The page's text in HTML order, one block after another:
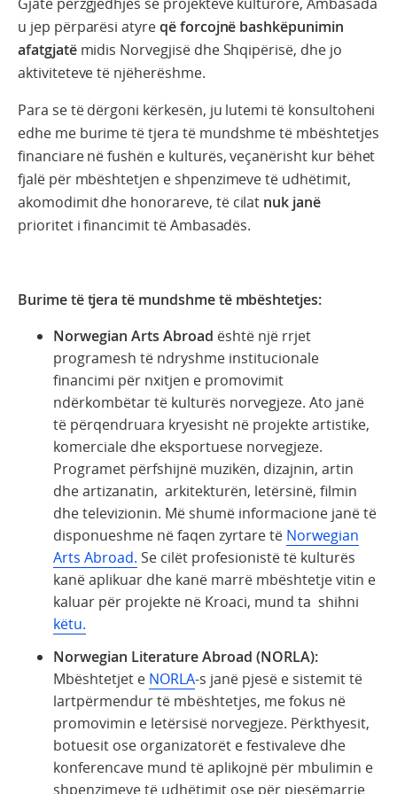
u jep përparësi atyreqëforcojnë bashkëpunimin
afatgjatëmidis Norvegjisë dhe Shqipërisë, dhe jo
aktiviteteve të njëherëshme.
Para se të dërgoni kërkesën, ju lutemi të konsultoheni
edhe me burime të tjera të mundshme të mbështetjes
financiare në fushën e kulturës, veçanërisht kur bëhet
fjalë për mbështetjen e shpenzimeve të udhëtimit,
akomodimit dhe honorareve, të cilat nuk janë
prioritet i financimit të Ambasadës.
Burime të tjera të mundshme të mbështetjes:
Norwegian Arts Abroad është një rrjet
programesh të ndryshme institucionale
financimi për nxitjen e promovimit
ndërkombëtar të kulturës norvegjeze. Ato janë
të përqendruara kryesisht në projekte artistike,
komerciale dhe eksportuese norvegjeze.
Programet përfshijnë muzikën, dizajnin, artin
dhe artizanatin, arkitekturën, letërsinë, filmin
dhe televizionin. Më shumë informacione janë të
disponueshme në faqen zyrtare të Norwegian
Arts Abroad. Se cilët profesionistë të kulturës
kanë aplikuar dhe kanë marrë mbështetje vitin e
kaluar për projekte në Kroaci, mund ta shihni
këtu.
Norwegian Literature Abroad (NORLA):
Mbështetjet e NORLA-s janë pjesë e sistemit të
lartpërmendur të mbështetjes, me fokus në
promovimin e letërsisë norvegjeze. Përkthyesit,
botuesit ose organizatorët e festivaleve dhe
konferencave mund të aplikojnë për mbulimin e
shpenzimeve të udhëtimit ose për pjesëmarrje